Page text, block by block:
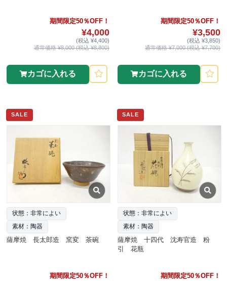
期間限定50％OFF！
¥4,000
(税込 ¥4,400)
通常価格 ¥8,000 (税込 ¥8,800)
カゴに入れる
期間限定50％OFF！
¥3,500
(税込 ¥3,850)
通常価格 ¥7,000 (税込 ¥7,700)
カゴに入れる
SALE
状態：非常によい
素材：陶器
薩摩焼 長太郎造 窯変 茶碗
期間限定50％OFF！
SALE
状態：非常によい
素材：陶器
薩摩焼 十四代 沈寿官造 粉
引 花瓶
期間限定50％OFF！